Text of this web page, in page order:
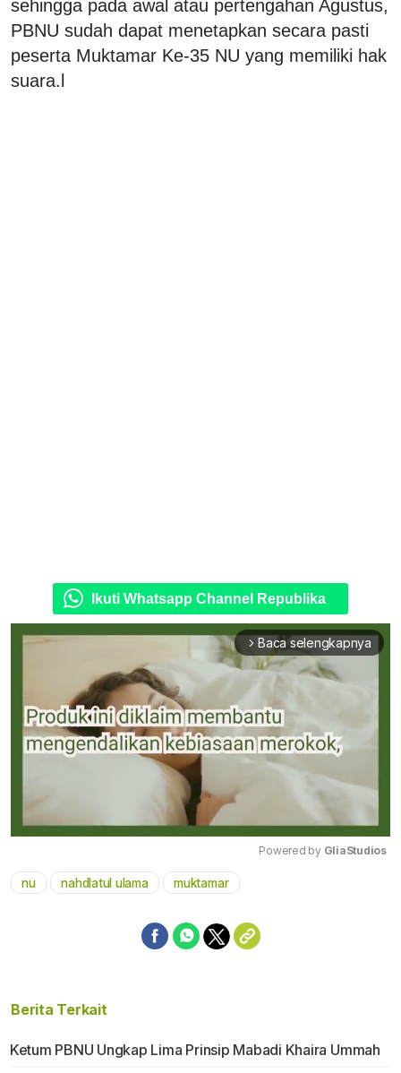
sehingga pada awal atau pertengahan Agustus,
PBNU sudah dapat menetapkan secara pasti
peserta Muktamar Ke-35 NU yang memiliki hak
suara.l
Ikuti Whatsapp Channel Republika
arrow_forward_ios Baca selengkapnya
Powered by GliaStudios
nu nahdlatul ulama muktamar
Berita Terkait
Ketum PBNU Ungkap Lima Prinsip Mabadi Khaira Ummah